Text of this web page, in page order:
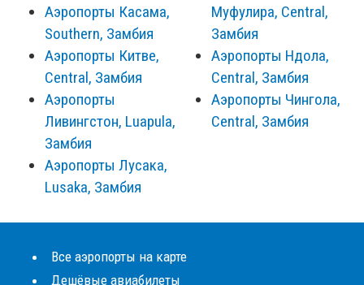
Аэропорты Касама,
Southern, Замбия
Аэропорты Китве,
Central, Замбия
Аэропорты
Ливингстон, Luapula,
Замбия
Аэропорты Лусака,
Lusaka, Замбия
Муфулира, Central,
Замбия
Аэропорты Ндола,
Central, Замбия
Аэропорты Чингола,
Central, Замбия
Все аэропорты на карте
Дешёвые авиабилеты